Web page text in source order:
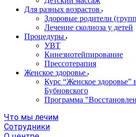
Для разных возрастов
Здоровые родители
Лечение сколиоза у детей
Процедуры
УВТ
Кинезиотейпирование
Прессотерапия
Женское здоровье
Курс “Женское здоровье”
Бубновского
Программа
Что мы лечим
Сотрудники